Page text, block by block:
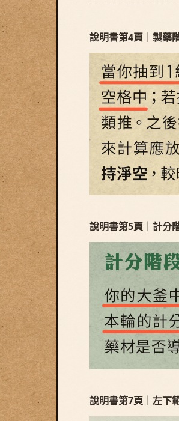
說明書第4頁｜製藥
說明書第5頁｜計分
說明書第7頁｜左下